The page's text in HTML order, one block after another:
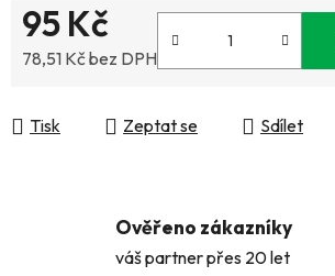
95 Kč
78,51 Kč bez DPH
Tisk Zeptat se Sdílet
Ověřeno zákazníky
váš partner přes 20 let